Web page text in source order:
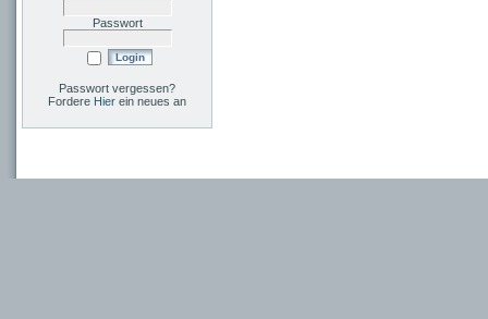
Passwort
Passwort vergessen?
Fordere Hier ein neues an